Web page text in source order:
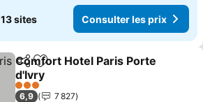
13 sites Consulter les prix
PartagerAjouter à mes favoris
Comfort Hotel Paris Porte
d'Ivry
3 Étoiles
6,9
7 827